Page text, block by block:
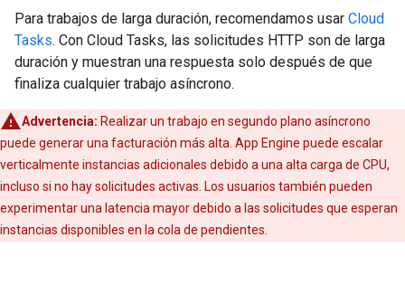
Para trabajos de larga duración, recomendamos usar Cloud
Tasks. Con Cloud Tasks, las solicitudes HTTP son de larga
duración y muestran una respuesta solo después de que
finaliza cualquier trabajo asíncrono.
Advertencia: Realizar un trabajo en segundo plano asíncrono
puede generar una facturación más alta. App Engine puede escalar
verticalmente instancias adicionales debido a una alta carga de CPU,
incluso si no hay solicitudes activas. Los usuarios también pueden
experimentar una latencia mayor debido a las solicitudes que esperan
instancias disponibles en la cola de pendientes.